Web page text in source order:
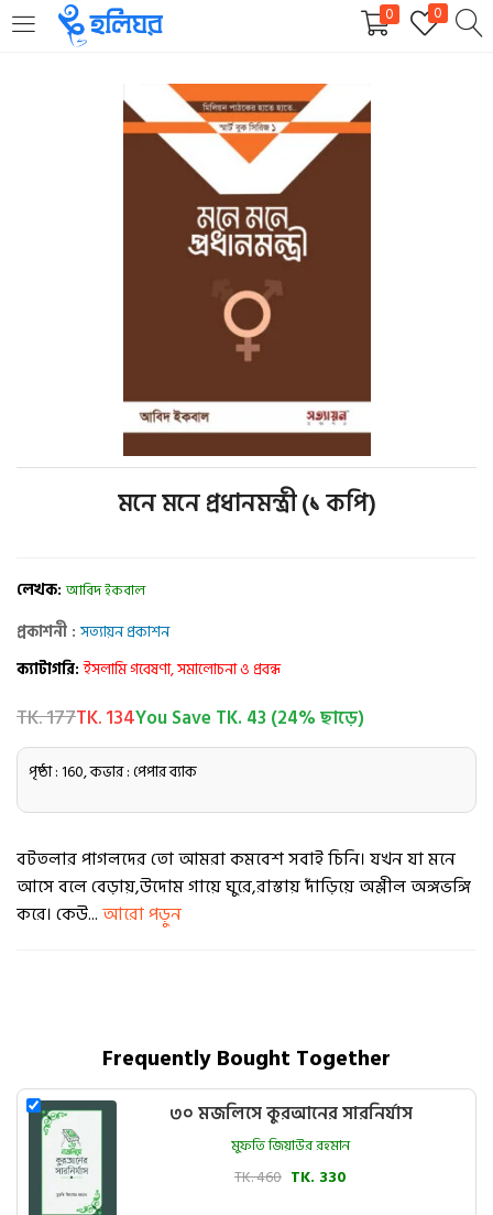
0 0
LOGIN REGISTER
Enter your username and password to login.
Login
Lost password?
মনে মনে প্রধানমন্ত্রী (১ কপি)
লেখক:আবিদ ইকবাল
প্রকাশনী :সত্যায়ন প্রকাশন
ক্যাটাগরি:ইসলামি গবেষণা, সমালোচনা ও প্রবন্ধ
TK. 177TK. 134You Save TK. 43 (24% ছাড়ে)
পৃষ্ঠা : 160, কভার : পেপার ব্যাক
বটতলার পাগলদের তো আমরা কমবেশ সবাই চিনি। যখন যা মনে
আসে বলে বেড়ায়,উদোম গায়ে ঘুরে,রাস্তায় দাঁড়িয়ে অশ্লীল অঙ্গভঙ্গি
করে। কেউ...আরো পড়ুন
Frequently Bought Together
৩০ মজলিসে কুরআনের সারনির্যাস
মুফতি জিয়াউর রহমান
TK. 460 TK. 330